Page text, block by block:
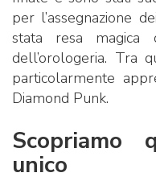
per l’assegnazione
stata resa magica
dell’orologeria. Tra
particolarmente
Diamond Punk.
Scopriamo
unico